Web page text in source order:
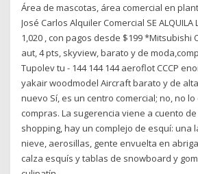
Área de mascotas, área comercial en
José Carlos Alquiler Comercial SE ALQUILA
1,020 , con pagos desde $199 *Mitsubishi
aut, 4 pts, skyview, barato y de
Tupolev tu - 144 144 144 aeroflot CCCP
yakair woodmodel Aircraft barato y de
nuevo Sí, es un centro comercial; no, no
compras. La sugerencia viene a cuento
shopping, hay un complejo de esquí: una
nieve, aerosillas, gente envuelta en
calza esquís y tablas de snowboard y